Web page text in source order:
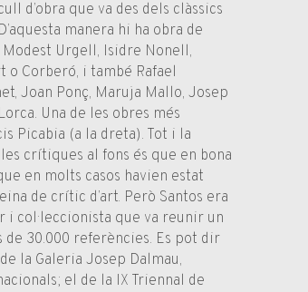
d’obra que va des dels clàssics
manera hi ha obra de
Modest Urgell, Isidre Nonell,
o Corberó, i també Rafael
Joan Ponç, Maruja Mallo, Josep
Una de les obres més
Picabia (a la dreta). Tot i la
crítiques al fons és que en bona
en molts casos havien estat
de crític d’art. Però Santos era
i col·leccionista que va reunir un
30.000 referències. Es pot dir
la Galeria Josep Dalmau,
el de la IX Triennal de